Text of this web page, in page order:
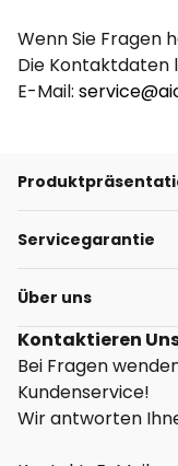
Wenn Sie Fragen
Die Kontaktdaten
E-Mail:
Servicegarantie
Über uns
Kontaktieren
Bei Fragen
Kundenservice!
Wir antworten